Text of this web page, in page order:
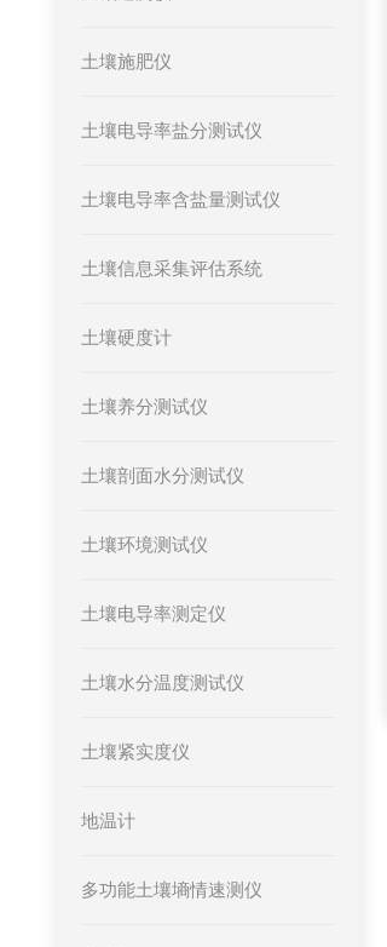
土壤施肥仪
土壤电导率盐分测试仪
土壤电导率含盐量测试仪
土壤信息采集评估系统
土壤硬度计
土壤养分测试仪
土壤剖面水分测试仪
土壤环境测试仪
土壤电导率测定仪
土壤水分温度测试仪
土壤紧实度仪
地温计
多功能土壤墒情速测仪